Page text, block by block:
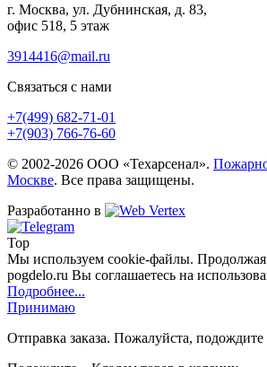
г. Москва, ул. Дубнинская, д. 83,
офис 518, 5 этаж
3914416@mail.ru
Связаться с нами
+7(499) 682-71-01
+7(903) 766-76-60
© 2002-2026 ООО «Техарсенал».
Москве. Все права защищены.
Разработанно в
Top
Мы используем cookie-файлы. Продолжая
pogdelo.ru Вы соглашаетесь на
Подробнее...
Принимаю
Отправка заказа. Пожалуйста, подождите